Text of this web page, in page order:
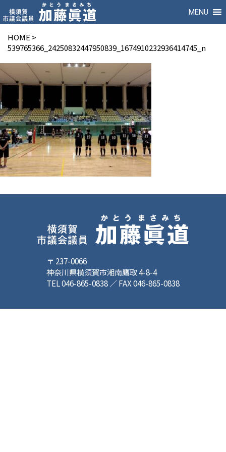
MENU
HOME >
539765366_24250832447950839_1674910232936414745_n
〒 237-0066
神奈川県横須賀市湘南鷹取 4-8-4
TEL 046-865-0838 ／ FAX 046-865-0838